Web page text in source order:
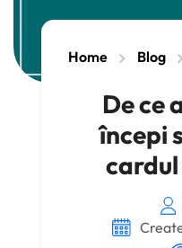
Home Blog
De ce
începi